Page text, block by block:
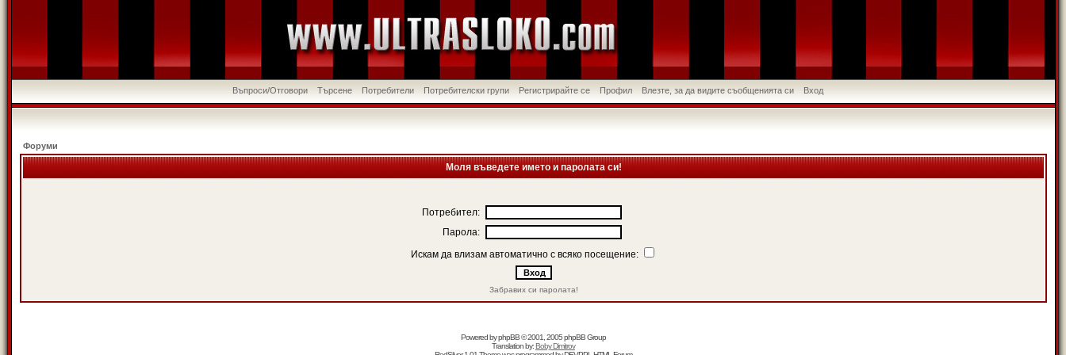
Въпроси/Отговори Търсене Потребители Потребителски групи Регистрирайте се Профил Влезте, за да видите съобщенията си Вход
Форуми
Моля въведете името и паролата си!
Потребител:
Парола:
Искам да влизам автоматично с всяко посещение:
Забравих си паролата!
Powered byphpBB© 2001, 2005 phpBB Group
Translation by:Boby Dimitrov